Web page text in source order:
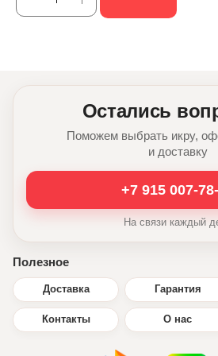
Остались
Поможем выбрать икру,
и доставку
+7 915 007-
На связи каждый
Полезное
Доставка Гарантия
Контакты О нас